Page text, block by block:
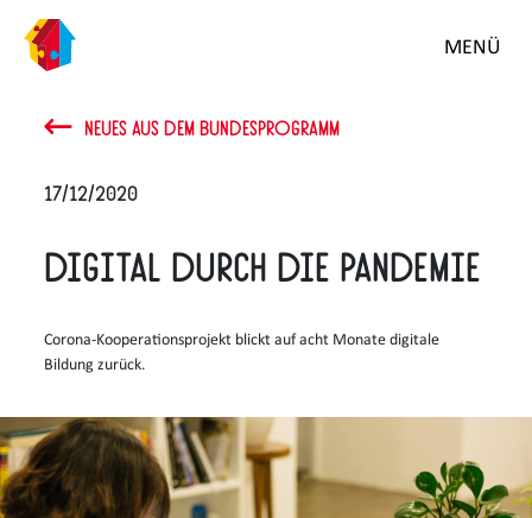
MENÜ
NEUES AUS DEM BUNDESPROGRAMM
17/12/2020
Digital durch die Pandemie
Corona-Kooperationsprojekt blickt auf acht Monate digitale
Bildung zurück.